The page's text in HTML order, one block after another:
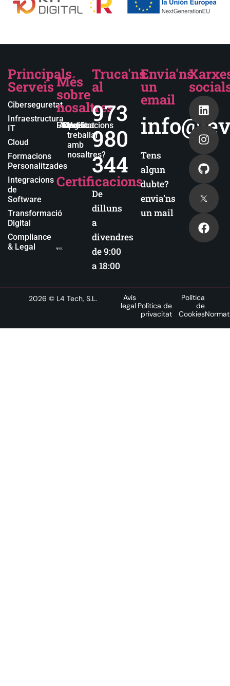
Principals
Serveis
Ciberseguretat
Infraestructura
IT
Cloud
Formacions
Personalitzades
Integracions
de
Software
Transformació
Digital
Compliance
& Legal
Més
sobre
nosaltres
Empresa
Actualitat
Blog
Certificacions
Vols
treballar
amb
nosaltres?
Certificacions
Truca'ns
al
973
980
344
De
dilluns
a
divendres
de 9:00
a 18:00
Envia'ns
un
email
Tens
algun
dubte?
envia’ns
un mail
2026 © L4 Tech, S.L.
Avís
legal Política de
privacitat
Política
de
Cookies